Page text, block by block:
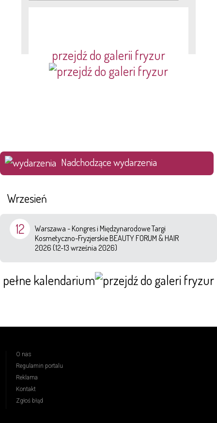
przejdź do galerii fryzur
Nadchodzące wydarzenia
Wrzesień
12
Warszawa - Kongres i Międzynarodowe Targi
Kosmetyczno-Fryzjerskie BEAUTY FORUM & HAIR
2026 (12-13 września 2026)
pełne kalendarium
O nas
Regulamin portalu
Reklama
Kontakt
Zgłoś błąd